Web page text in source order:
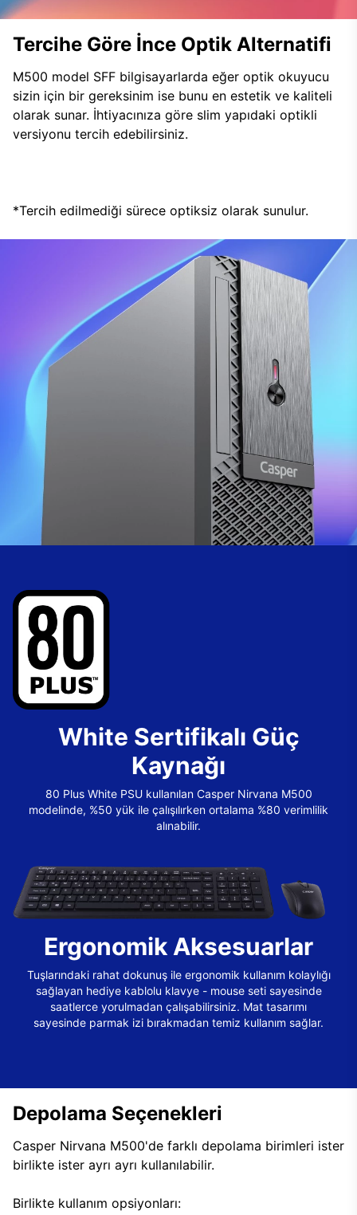
Tercihe Göre İnce Optik Alternatifi
M500 model SFF bilgisayarlarda eğer optik okuyucu
sizin için bir gereksinim ise bunu en estetik ve kaliteli
olarak sunar. İhtiyacınıza göre slim yapıdaki optikli
versiyonu tercih edebilirsiniz.
*Tercih edilmediği sürece optiksiz olarak sunulur.
White Sertifikalı Güç
Kaynağı
80 Plus White PSU kullanılan Casper Nirvana M500
modelinde, %50 yük ile çalışılırken ortalama %80 verimlilik
alınabilir.
Ergonomik Aksesuarlar
Tuşlarındaki rahat dokunuş ile ergonomik kullanım kolaylığı
sağlayan hediye kablolu klavye - mouse seti sayesinde
saatlerce yorulmadan çalışabilirsiniz. Mat tasarımı
sayesinde parmak izi bırakmadan temiz kullanım sağlar.
Depolama Seçenekleri
Casper Nirvana M500'de farklı depolama birimleri ister
birlikte ister ayrı ayrı kullanılabilir.
Birlikte kullanım opsiyonları: